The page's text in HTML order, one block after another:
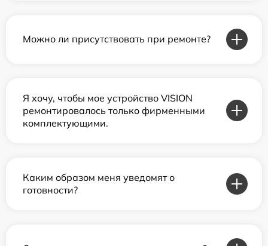
Можно ли присутствовать при ремонте?
Я хочу, чтобы мое устройство VISION
ремонтировалось только фирменными
комплектующими.
Каким образом меня уведомят о
готовности?